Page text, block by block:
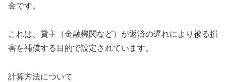
金です。
これは、貸主（金融機関など）が返済の遅れにより被る損
害を補償する目的で設定されています。
計算方法について